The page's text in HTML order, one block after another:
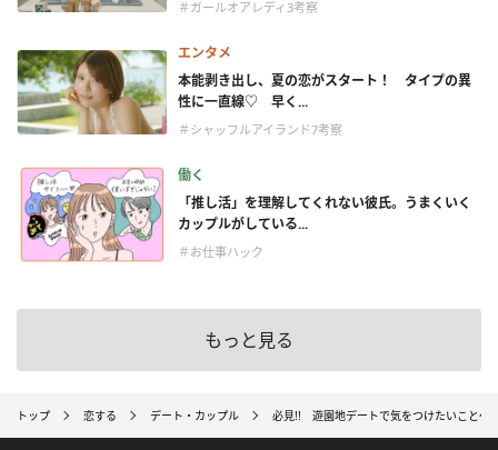
＃ガールオアレディ3考察
エンタメ
本能剥き出し、夏の恋がスタート！ タイプの異
性に一直線♡ 早く...
＃シャッフルアイランド7考察
働く
「推し活」を理解してくれない彼氏。うまくいく
カップルがしている...
＃お仕事ハック
もっと見る
トップ 恋する デート・カップル 必見!! 遊園地デートで気をつけたいこと～